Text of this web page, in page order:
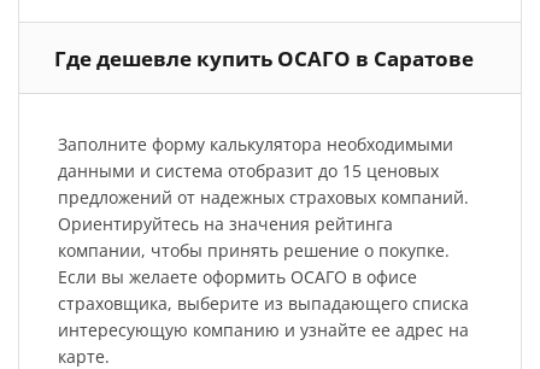
Где дешевле купить ОСАГО в Саратове
Заполните форму калькулятора необходимыми
данными и система отобразит до 15 ценовых
предложений от надежных страховых компаний.
Ориентируйтесь на значения рейтинга
компании, чтобы принять решение о покупке.
Если вы желаете оформить ОСАГО в офисе
страховщика, выберите из выпадающего списка
интересующую компанию и узнайте ее адрес на
карте.